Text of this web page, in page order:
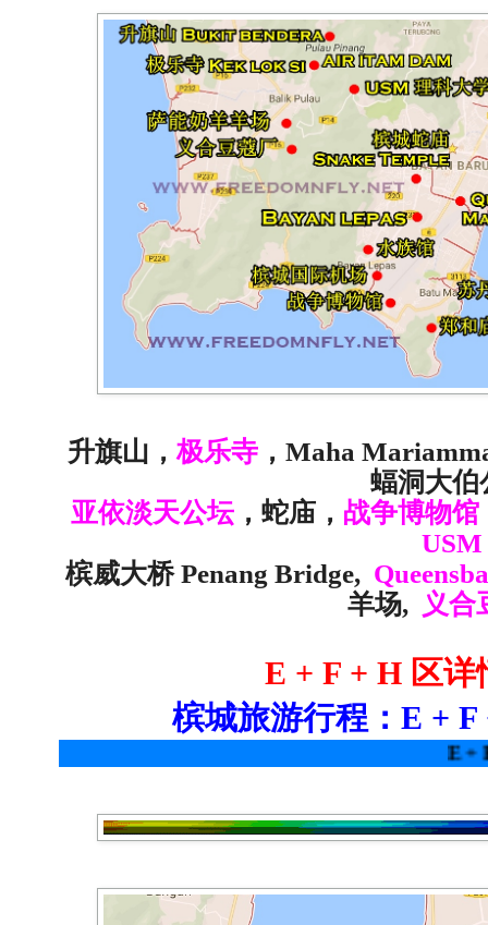
升旗山，极乐寺，Maha
蝠洞大伯
亚依淡天公坛 ，蛇庙， 战争博物馆
USM
槟威大桥 Penang Bridge,
羊场,
义合
E + F + H 区详
槟城旅游行程：E +
E + F + H 区